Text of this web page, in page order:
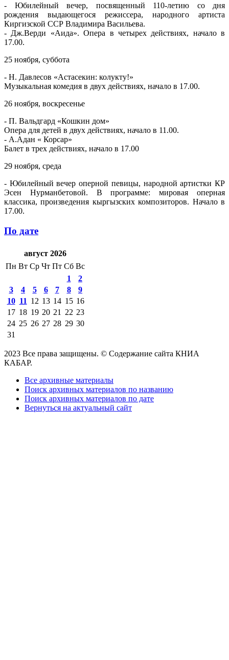
- Юбилейный вечер, посвященный 110-летию со дня
рождения выдающегося режиссера, народного артиста
Киргизской ССР Владимира Васильева.
- Дж.Верди «Аида». Опера в четырех действиях, начало в
17.00.
25 ноября, суббота
- Н. Давлесов «Астасекин: колукту!»
Музыкальная комедия в двух действиях, начало в 17.00.
26 ноября, воскресенье
- П. Вальдгард «Кошкин дом»
Опера для детей в двух действиях, начало в 11.00.
- А.Адан « Корсар»
Балет в трех действиях, начало в 17.00
29 ноября, среда
- Юбилейный вечер оперной певицы, народной артистки КР
Эсен Нурманбетовой. В программе: мировая оперная
классика, произведения кыргызских композиторов. Начало в
17.00.
По дате
август 2026
Пн Вт Ср Чт Пт Сб Вс
1
2
3
4 5 6 7 8
9
10 11 12 13 14 15 16
17 18 19 20 21 22 23
24 25 26 27 28 29 30
31
2023 Все права защищены. © Содержание сайта КНИА
КАБАР.
Все архивные материалы
Поиск архивных материалов по названию
Поиск архивных материалов по дате
Вернуться на актуальный сайт